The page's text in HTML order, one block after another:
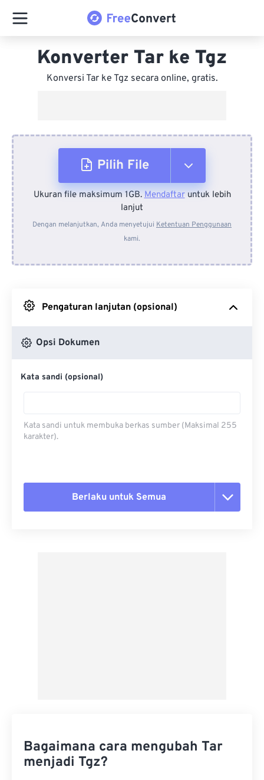
Konverter Tar ke Tgz
Konversi Tar ke Tgz secara online, gratis.
Pilih File
Dari Perangkat
Dari Dropbox
Ukuran file maksimum 1GB.Mendaftaruntuk lebih
lanjut
Dengan melanjutkan, Anda menyetujui Ketentuan Penggunaan
kami.
Pengaturan lanjutan (opsional)
Opsi Dokumen
Kata sandi (opsional)
Kata sandi untuk membuka berkas sumber (Maksimal 255
karakter).
Berlaku untuk Semua
Bagaimana cara mengubah Tar
menjadi Tgz?